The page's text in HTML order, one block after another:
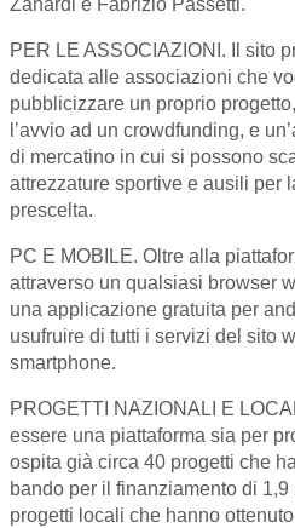
Zanardi e Fabrizio Passetti.
PER LE ASSOCIAZIONI. Il sito
dedicata alle associazioni che
pubblicizzare un proprio
l’avvio ad un crowdfunding, e
di mercatino in cui si possono
attrezzature sportive e ausili per
prescelta.
PC E MOBILE. Oltre alla
attraverso un qualsiasi browser
una applicazione gratuita per
usufruire di tutti i servizi del sito
smartphone.
PROGETTI NAZIONALI E
essere una piattaforma sia per
ospita già circa 40 progetti che
bando per il finanziamento di
progetti locali che hanno